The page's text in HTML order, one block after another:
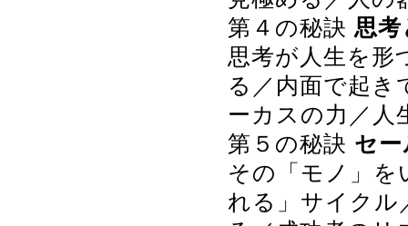
第４の秘訣 思
思考が人生を形
る／内面で起き
ーカスの力／人
第５の秘訣 セ
その「モノ」を
れる」サイクル